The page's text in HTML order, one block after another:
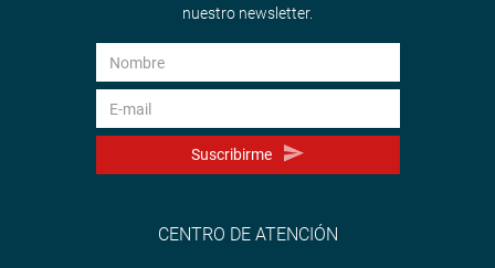
nuestro newsletter.
Suscribirme
CENTRO DE ATENCIÓN